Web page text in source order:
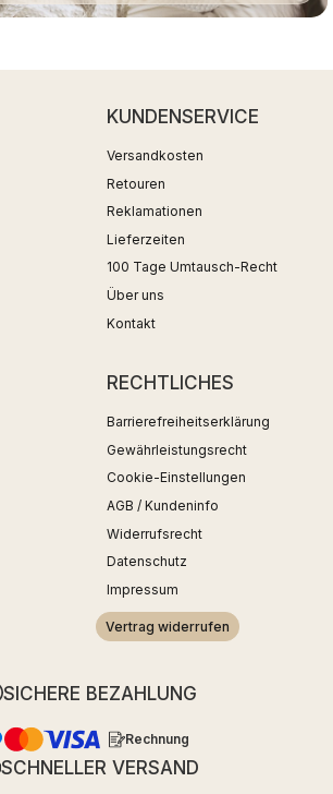
KUNDENSERVICE
Versandkosten
Retouren
Reklamationen
Lieferzeiten
100 Tage Umtausch-Recht
Über uns
Kontakt
RECHTLICHES
Barrierefreiheitserklärung
Gewährleistungsrecht
Cookie-Einstellungen
AGB / Kundeninfo
Widerrufsrecht
Datenschutz
Impressum
Vertrag widerrufen
SICHERE BEZAHLUNG
Rechnung
SCHNELLER VERSAND